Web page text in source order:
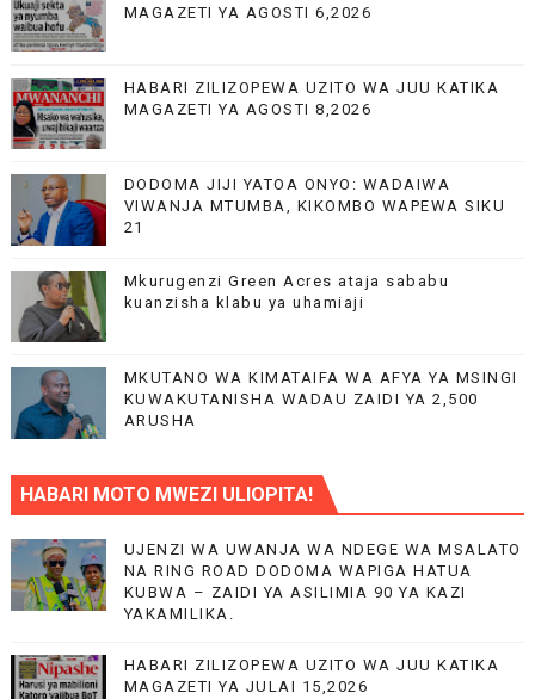
MAGAZETI YA AGOSTI 6,2026
HABARI ZILIZOPEWA UZITO WA JUU KATIKA
MAGAZETI YA AGOSTI 8,2026
DODOMA JIJI YATOA ONYO: WADAIWA
VIWANJA MTUMBA, KIKOMBO WAPEWA SIKU
21
Mkurugenzi Green Acres ataja sababu
kuanzisha klabu ya uhamiaji
MKUTANO WA KIMATAIFA WA AFYA YA MSINGI
KUWAKUTANISHA WADAU ZAIDI YA 2,500
ARUSHA
HABARI MOTO MWEZI ULIOPITA!
UJENZI WA UWANJA WA NDEGE WA MSALATO
NA RING ROAD DODOMA WAPIGA HATUA
KUBWA – ZAIDI YA ASILIMIA 90 YA KAZI
YAKAMILIKA.
HABARI ZILIZOPEWA UZITO WA JUU KATIKA
MAGAZETI YA JULAI 15,2026